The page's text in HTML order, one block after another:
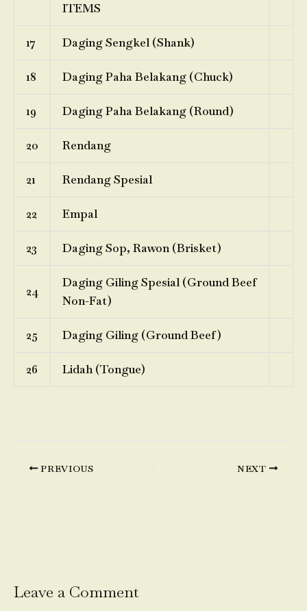
ITEMS
17 Daging Sengkel (Shank)
18 Daging Paha Belakang (Chuck)
19 Daging Paha Belakang (Round)
20 Rendang
21 Rendang Spesial
22 Empal
23 Daging Sop, Rawon (Brisket)
24
Daging Giling Spesial (Ground Beef
Non-Fat)
25 Daging Giling (Ground Beef)
26 Lidah (Tongue)
PREVIOUS NEXT
Leave a Comment